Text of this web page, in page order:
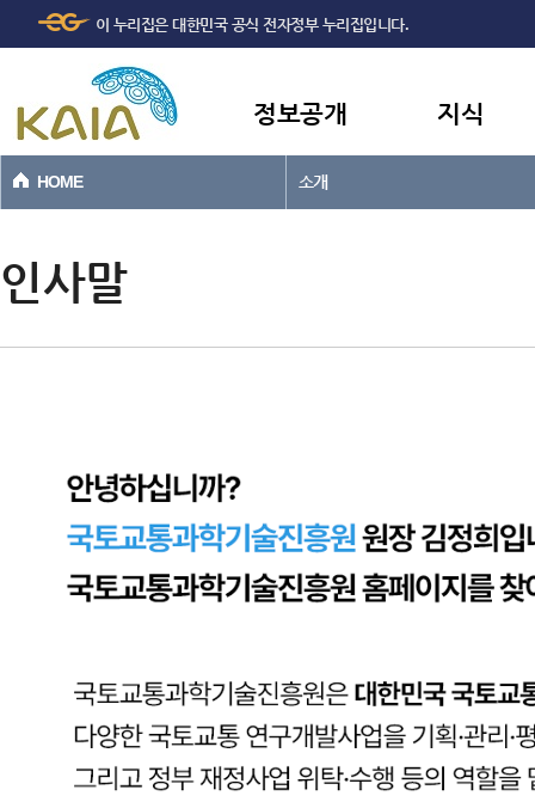
본문바로가기
이 누리집은 대한민국 공식 전자정부 누리집입니다.
정보공개 지식
HOME 소개
인사말